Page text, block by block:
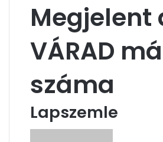
Megjelent
VÁRAD
száma
Lapszemle